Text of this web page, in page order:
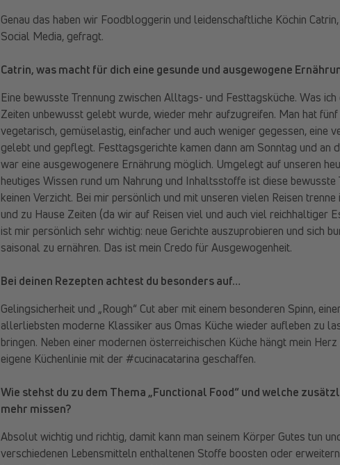
Genau das haben wir Foodbloggerin und leidenschaftliche Köchin
Social Media, gefragt.
Catrin, was macht für dich eine gesunde und ausgewogene
Eine bewusste Trennung zwischen Alltags- und Festtagsküche. Was
Zeiten unbewusst gelebt wurde, wieder mehr aufzugreifen. Man hat
vegetarisch, gemüselastig, einfacher und auch weniger gegessen, eine
gelebt und gepflegt. Festtagsgerichte kamen dann am Sonntag und an
war eine ausgewogenere Ernährung möglich. Umgelegt auf unseren
heutiges Wissen rund um Nahrung und Inhaltsstoffe ist diese
keinen Verzicht. Bei mir persönlich und mit unseren vielen Reisen
und zu Hause Zeiten (da wir auf Reisen viel und auch viel reichhaltiger
ist mir persönlich sehr wichtig: neue Gerichte auszuprobieren und sich
saisonal zu ernähren. Das ist mein Credo für Ausgewogenheit.
Bei deinen Rezepten achtest du besonders auf…
Gelingsicherheit und „Rough“ Cut aber mit einem besonderen Spinn,
allerliebsten moderne Klassiker aus Omas Küche wieder aufleben zu
bringen. Neben einer modernen österreichischen Küche hängt mein
eigene Küchenlinie mit der #cucinacatarina geschaffen.
Wie stehst du zu dem Thema „Functional Food“ und welche
mehr missen?
Absolut wichtig und richtig, damit kann man seinem Körper Gutes tun
verschiedenen Lebensmitteln enthaltenen Stoffe boosten oder